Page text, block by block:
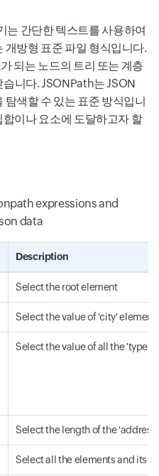
는 간단한 텍스트를 사용하여
개방형 표준 파일 형식입니다.
되는 노드의 트리 또는 계층
니다. JSONPath는 JSON
색할 수 있는 표준 방식입니
이나 요소에 도달하고자 할
expressions and
data
Description
Select the root element
Select the value of 'city'
Select the value of all the 'type'
Select the length of the
Select all the elements and its